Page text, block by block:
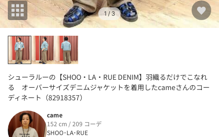
1 / 3
シューラルーの【SHOO・LA・RUE DENIM】羽織るだけでこなれ
る オーバーサイズデニムジャケットを着用したcameさんのコー
ディネート（82918357）
came
152 cm / 209 コーデ
SHOO･LA･RUE